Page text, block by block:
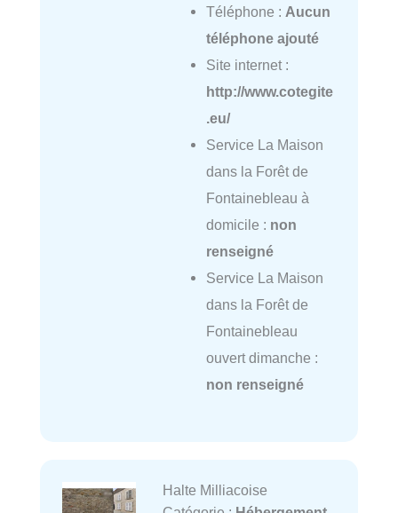
Téléphone : Aucun
téléphone ajouté
Site internet :
http://www.cotegite
.eu/
Service La Maison
dans la Forêt de
Fontainebleau à
domicile : non
renseigné
Service La Maison
dans la Forêt de
Fontainebleau
ouvert dimanche :
non renseigné
Halte Milliacoise